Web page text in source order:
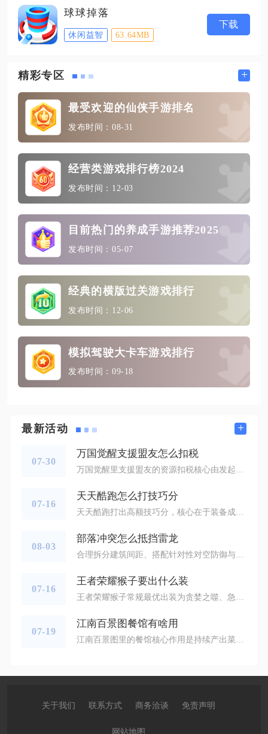
球球掉落
休闲益智 63.64MB
下载
精彩专区 +
最受欢迎的仙侠手游排名
发布时间：08-31
经营类游戏排行榜2024
发布时间：12-03
目前热门的养成手游推荐2025
发布时间：05-07
经典的横版过关游戏排行
发布时间：12-06
模拟驾驶大卡车游戏排行
发布时间：09-18
最新活动 +
07-30
万国觉醒支援盟友怎么扣税
07-16
天天酷跑怎么打技巧分
08-03
部落冲突怎么抵挡雷龙
07-16
王者荣耀猴子要出什么装
07-19
江南百景图餐馆有啥用
关于我们 联系方式 商务洽谈 免责声明
网站地图